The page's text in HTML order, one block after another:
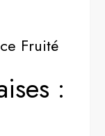
Fruité
: